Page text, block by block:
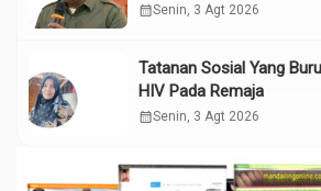
calendar_monthSenin, 3 Agt 2026
Tatanan Sosial Yang
HIV Pada Remaja
calendar_monthSenin, 3 Agt 2026